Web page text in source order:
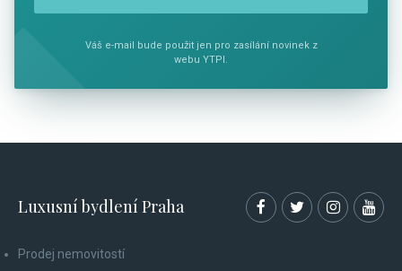
Váš e-mail bude použit jen pro zasílání novinek z
webu YTPI.
Luxusní bydlení Praha
Prodej nemovitostí